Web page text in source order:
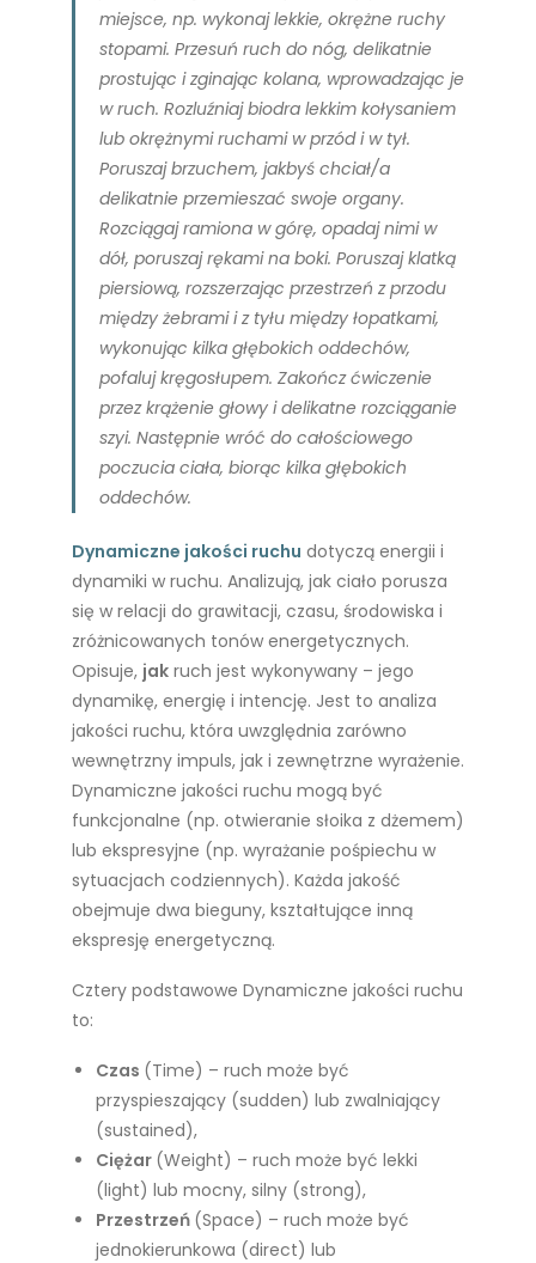
miejsce, np. wykonaj lekkie, okrężne ruchy
stopami. Przesuń ruch do nóg, delikatnie
prostując i zginając kolana, wprowadzając je
w ruch. Rozluźniaj biodra lekkim kołysaniem
lub okrężnymi ruchami w przód i w tył.
Poruszaj brzuchem, jakbyś chciał/a
delikatnie przemieszać swoje organy.
Rozciągaj ramiona w górę, opadaj nimi w
dół, poruszaj rękami na boki. Poruszaj klatką
piersiową, rozszerzając przestrzeń z przodu
między żebrami i z tyłu między łopatkami,
wykonując kilka głębokich oddechów,
pofaluj kręgosłupem. Zakończ ćwiczenie
przez krążenie głowy i delikatne rozciąganie
szyi. Następnie wróć do całościowego
poczucia ciała, biorąc kilka głębokich
oddechów.
Dynamiczne jakości ruchu dotyczą energii i
dynamiki w ruchu. Analizują, jak ciało porusza
się w relacji do grawitacji, czasu, środowiska i
zróżnicowanych tonów energetycznych.
Opisuje, jak ruch jest wykonywany – jego
dynamikę, energię i intencję. Jest to analiza
jakości ruchu, która uwzględnia zarówno
wewnętrzny impuls, jak i zewnętrzne wyrażenie.
Dynamiczne jakości ruchu mogą być
funkcjonalne (np. otwieranie słoika z dżemem)
lub ekspresyjne (np. wyrażanie pośpiechu w
sytuacjach codziennych). Każda jakość
obejmuje dwa bieguny, kształtujące inną
ekspresję energetyczną.
Cztery podstawowe Dynamiczne jakości ruchu
to:
Czas (Time) – ruch może być
przyspieszający (sudden) lub zwalniający
(sustained),
Ciężar (Weight) – ruch może być lekki
(light) lub mocny, silny (strong),
Przestrzeń (Space) – ruch może być
jednokierunkowa (direct) lub